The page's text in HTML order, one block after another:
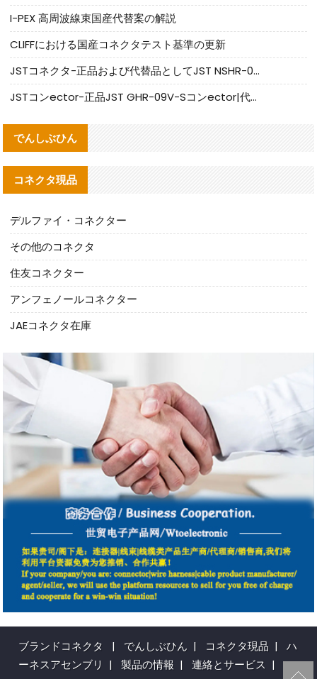
I-PEX 高周波線束国産代替案の解説
CLIFFにおける国産コネクタテスト基準の更新
JSTコネクタ-正品および代替品としてJST NSHR-02V-Sコネクタを提供します
JSTコンector-正品JST GHR-09V-Sコンector|代替品提供
でんしぶひん
コネクタ現品
デルファイ・コネクター
その他のコネクタ
住友コネクター
アンフェノールコネクター
JAEコネクタ在庫
ブランドコネクタ | でんしぶひん | コネクタ現品 |
ハ
ーネスアセンブリ | 製品の情報 | 連絡とサービス |